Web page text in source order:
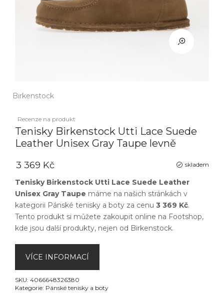
Birkenstock
Recenze na produkt
Tenisky Birkenstock Utti Lace Suede
Leather Unisex Gray Taupe levně
skladem
3 369 Kč
Tenisky Birkenstock Utti Lace Suede Leather
Unisex Gray Taupe máme na našich stránkách v
kategorii Pánské tenisky a boty za cenu 3 369 Kč.
Tento produkt si můžete zakoupit online na Footshop,
kde jsou další produkty, nejen od Birkenstock.
VÍCE INFORMACÍ
SKU: 4066648326380
Kategorie: Pánské tenisky a boty